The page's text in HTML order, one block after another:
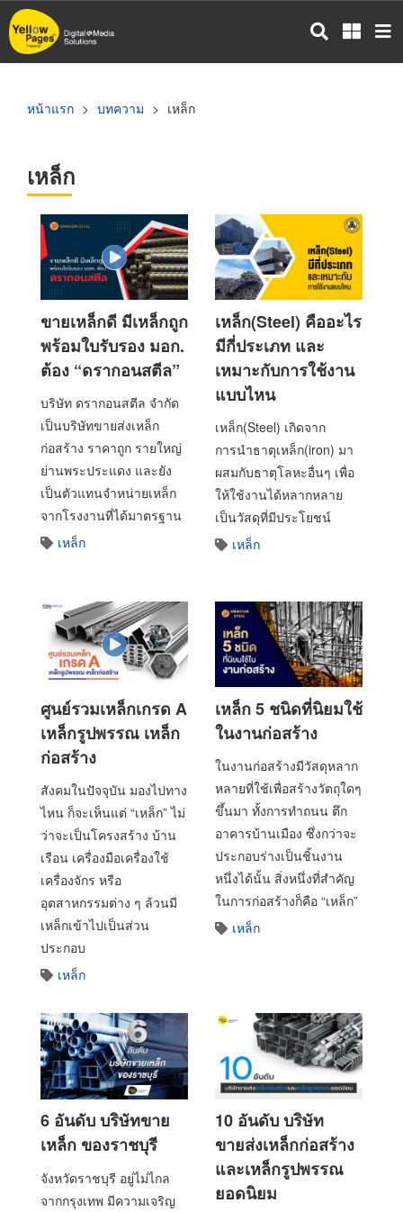
ข้าม
ไป
หน้าแรก บทความ เหล็ก
เหล็ก
ขายเหล็กดี มีเหล็กถูก
พร้อมใบรับรอง มอก.
ต้อง “ดรากอนสตีล”
บริษัท ดรากอนสตีล จำกัด
เป็นบริษัทขายส่งเหล็ก
ก่อสร้าง ราคาถูก รายใหญ่
ย่านพระประแดง และยัง
เป็นตัวแทนจำหน่ายเหล็ก
จากโรงงานที่ได้มาตรฐาน
เหล็ก
เหล็ก(Steel) คืออะไร
มีกี่ประเภท และ
เหมาะกับการใช้งาน
แบบไหน
เหล็ก(Steel) เกิดจาก
การนำธาตุเหล็ก(iron) มา
ผสมกับธาตุโลหะอื่นๆ เพื่อ
ให้ใช้งานได้หลากหลาย
เป็นวัสดุที่มีประโยชน์
เหล็ก
ศูนย์รวมเหล็กเกรด A
เหล็กรูปพรรณ เหล็ก
ก่อสร้าง
สังคมในปัจจุบัน มองไปทาง
ไหน ก็จะเห็นแต่ “เหล็ก” ไม่
ว่าจะเป็นโครงสร้าง บ้าน
เรือน เครื่องมือเครื่องใช้
เครื่องจักร หรือ
อุตสาหกรรมต่าง ๆ ล้วนมี
เหล็กเข้าไปเป็นส่วน
ประกอบ
เหล็ก
เหล็ก 5 ชนิดที่นิยมใช้
ในงานก่อสร้าง
ในงานก่อสร้างมีวัสดุหลาก
หลายที่ใช้เพื่อสร้างวัตถุใดๆ
ขึ้นมา ทั้งการทำถนน ตึก
อาคารบ้านเมือง ซึ่งกว่าจะ
ประกอบร่างเป็นชิ้นงาน
หนึ่งได้นั้น สิ่งหนึ่งที่สำคัญ
ในการก่อสร้างก็คือ “เหล็ก”
เหล็ก
6 อันดับ บริษัทขาย
เหล็ก ของราชบุรี
จังหวัดราชบุรี อยู่ไม่ไกล
จากกรุงเทพ มีความเจริญ
10 อันดับ บริษัท
ขายส่งเหล็กก่อสร้าง
และเหล็กรูปพรรณ
ยอดนิยม